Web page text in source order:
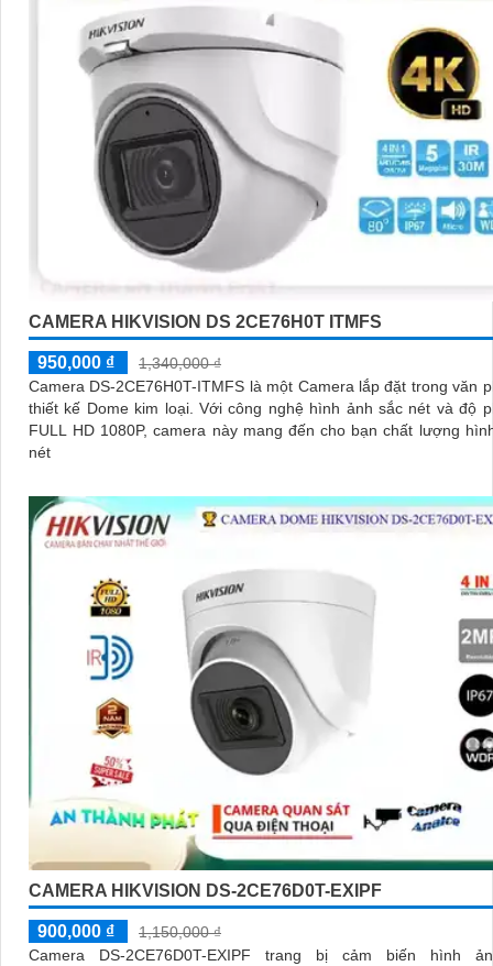
CAMERA HIKVISION DS 2CE76H0T ITMFS
950,000 ₫
1,340,000 ₫
Camera DS-2CE76H0T-ITMFS là một Camera lắp đặt trong văn
thiết kế Dome kim loại. Với công nghệ hình ảnh sắc nét và độ phân giải
FULL HD 1080P, camera này mang đến cho bạn chất lượng
nét
CAMERA HIKVISION DS-2CE76D0T-EXIPF
900,000 ₫
1,150,000 ₫
Camera DS-2CE76D0T-EXIPF trang bị cảm biến hình